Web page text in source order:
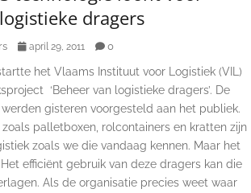
dragers
april 29, 2011 0
het Vlaams Instituut voor Logistiek (VIL)
‘Beheer van logistieke dragers’. De
gisteren voorgesteld aan het publiek.
zoals palletboxen, rolcontainers en kratten zijn
zoals we die vandaag kennen. Maar het
efficiënt gebruik van deze dragers kan die
Als de organisatie precies weet waar